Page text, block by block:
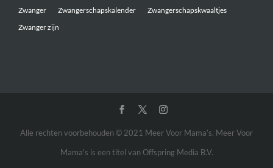
Zwanger
Zwangerschapskalender
Zwangerschapskwaaltjes
Zwanger zijn
Alle rechten voorbehouden © 2021 Meer Voor Mama’s. Meer Voor
Mama's is een titel van Offspring Media B.V.